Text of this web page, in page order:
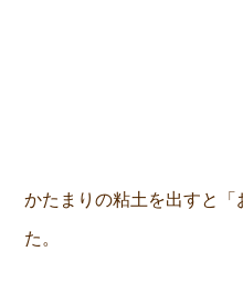
かたまりの粘土を出すと
た。